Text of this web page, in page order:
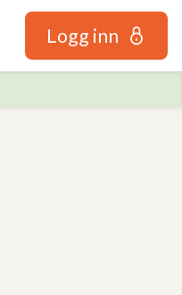
Logg inn